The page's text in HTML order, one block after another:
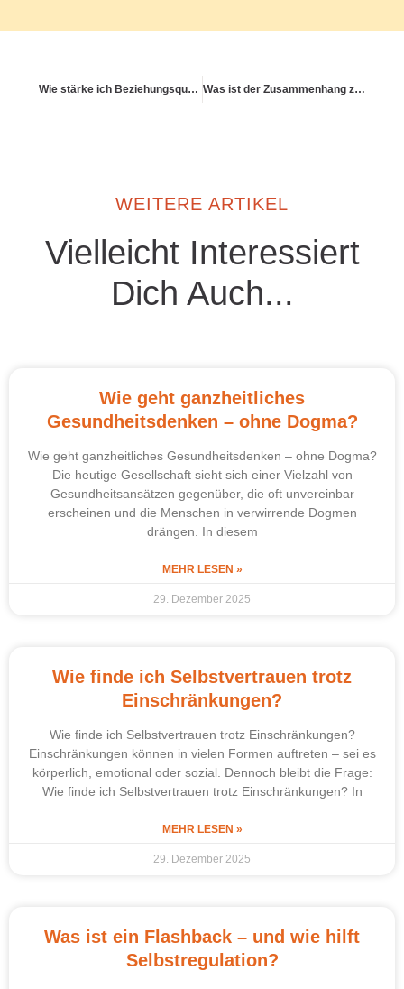
Wie stärke ich Beziehungsqualität für mentale Gesundheit? Was ist der Zusammenhang zwischen Lebensstil und Krankheitskosten?
WEITERE ARTIKEL
Vielleicht Interessiert
Dich Auch...
Wie geht ganzheitliches
Gesundheitsdenken – ohne Dogma?
Wie geht ganzheitliches Gesundheitsdenken – ohne Dogma?
Die heutige Gesellschaft sieht sich einer Vielzahl von
Gesundheitsansätzen gegenüber, die oft unvereinbar
erscheinen und die Menschen in verwirrende Dogmen
drängen. In diesem
MEHR LESEN »
29. Dezember 2025
Wie finde ich Selbstvertrauen trotz
Einschränkungen?
Wie finde ich Selbstvertrauen trotz Einschränkungen?
Einschränkungen können in vielen Formen auftreten – sei es
körperlich, emotional oder sozial. Dennoch bleibt die Frage:
Wie finde ich Selbstvertrauen trotz Einschränkungen? In
MEHR LESEN »
29. Dezember 2025
Was ist ein Flashback – und wie hilft
Selbstregulation?